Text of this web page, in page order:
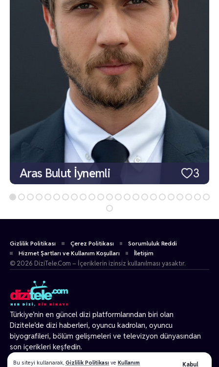
Bu siteyi kullanarak, Gizlilik Politikası ve Kullanım
Kabul
3
Aras Bulut İynemli
Türkiye’nin en güncel dizi platformlarından biri olan
Dizitele’de dizi haberleri, oyuncu kadroları, oyuncu
biyografileri, bölüm gelişmeleri ve televizyon dünyasından
son içerikleri keşfedin.
© 2026 Tüm Hakları Gizlidir.
Gizlilik Politikası Çerez Politikası
Sorumluluk Reddi
Hizmet Şartları ve Kullanım Koşulları
İletişim
© 2026 DiziTele.Com – İçeriklerin izinsiz kullanılması yasaktır.